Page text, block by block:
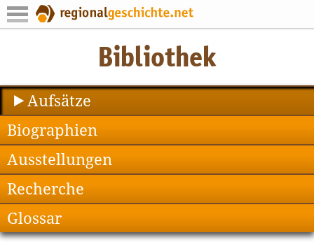
Aufsätze
Biographien
Ausstellungen
Recherche
Glossar